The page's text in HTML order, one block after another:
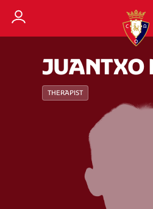
JUANTXO
THERAPIST